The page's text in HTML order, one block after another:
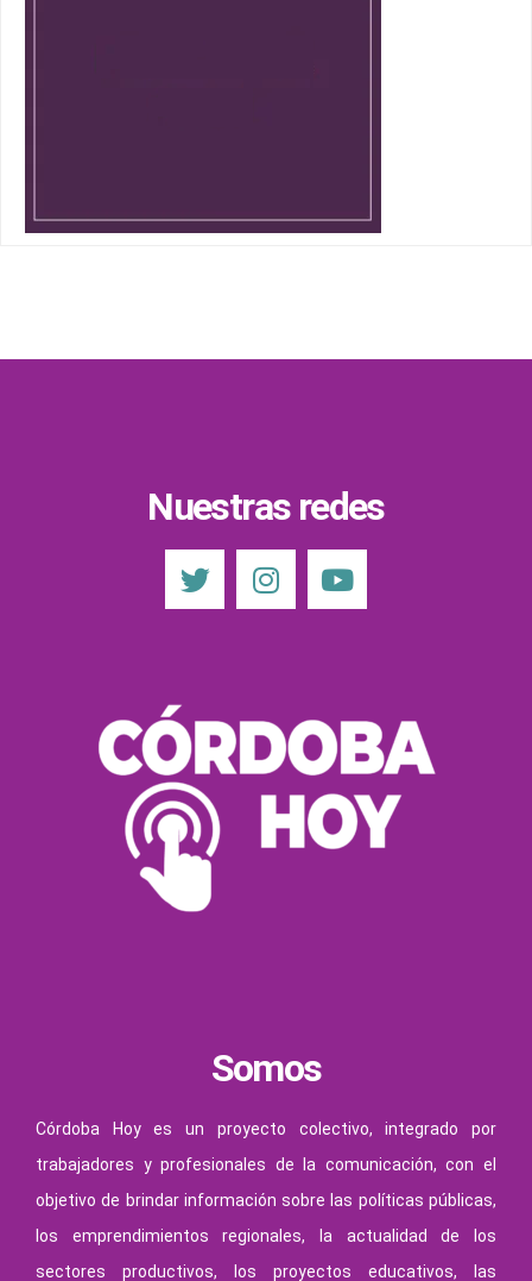
Nuestras redes
Somos
Córdoba Hoy es un proyecto colectivo, integrado por
trabajadores y profesionales de la comunicación, con el
objetivo de brindar información sobre las políticas públicas,
los emprendimientos regionales, la actualidad de los
sectores productivos, los proyectos educativos, las